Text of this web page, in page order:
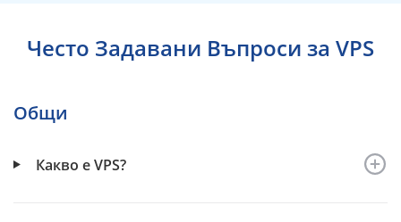
Често Задавани Въпроси за VPS
Общи
Какво е VPS?